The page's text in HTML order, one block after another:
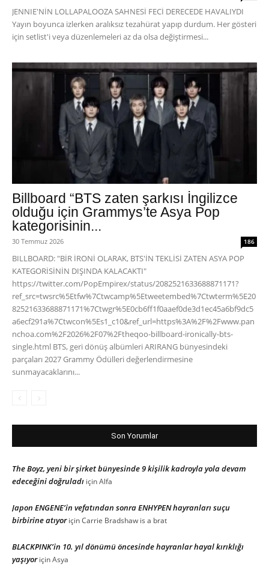
JENNIE'NİN LOLLAPALOOZA SAHNESİ FECİ DERECEDE HAVALIYDI
Yayın boyunca izlerken aralıksız tezahürat yapıp durdum. Her gösteri
için setlist'i veya düzenlemeleri az da olsa değiştirmesi...
Billboard “BTS zaten şarkısı İngilizce
olduğu için Grammys’te Asya Pop
kategorisinin...
30 Temmuz 2026 186
BILLBOARD: "BİR İRONİ OLARAK, BTS'İN TEKLİSİ ZATEN ASYA POP
KATEGORİSİNİN DIŞINDA KALACAKTI"
https://twitter.com/PopEmpirex/status/2082521633688871171?
ref_src=twsrc%5Etfw%7Ctwcamp%5Etweetembed%7Ctwterm%5E20
82521633688871171%7Ctwgr%5E0cb6ff1f0aaef0de3d1ec45a6bf9dc5
a6ecf291a%7Ctwcon%5Es1_c10&ref_url=https%3A%2F%2Fwww.pan
nchoa.com%2F2026%2F07%2Ftheqoo-billboard-ironically-bts-
single.html BTS, geri dönüş albümleri ARIRANG bünyesindeki
parçaları 2027 Grammy Ödülleri değerlendirmesine
sunmayacaklarını...
Son Yorumlar
The Boyz, yeni bir şirket bünyesinde 9 kişilik kadroyla yola devam
edeceğini doğruladı içinAlfa
Japon ENGENE’in vefatından sonra ENHYPEN hayranları suçu
birbirine atıyoriçinCarrie Bradshaw is a brat
BLACKPINK’in 10. yıl dönümü öncesinde hayranlar hayal kırıklığı
yaşıyoriçinAsya